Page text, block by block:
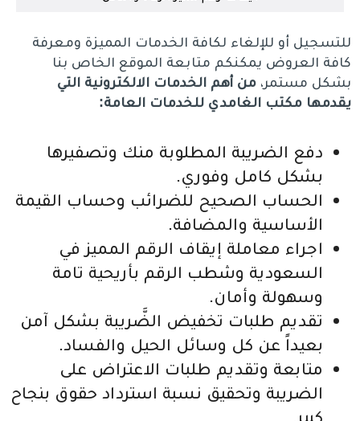
للتسجيل أو للإلغاء لكافة الخدمات المميزة ومعرفة
كافة العروض يمكنكم متابعة الموقع الخاص بنا
بشكل مستمر،من أهم الخدمات الالكترونية التي
يقدمها مكتب الغامدي للخدمات العامة:
دفع الضريبة المطلوبة منك وتصفيرها
بشكل كامل وفوري.
الحساب الصحيح للضرائب وحساب القيمة
الأساسية والمضافة.
اجراء معاملة إيقاف الرقم المميز في
السعودية وشطب الرقم بأريحية تامة
وسهولة وأمان.
تقديم طلبات تخفيض الضَّريبة بشكل آمن
بعيداً عن كل وسائل الحيل والفساد.
متابعة وتقديم طلبات الاعتراض على
الضريبة وتحقيق نسبة استرداد حقوق بنجاح
كبير.